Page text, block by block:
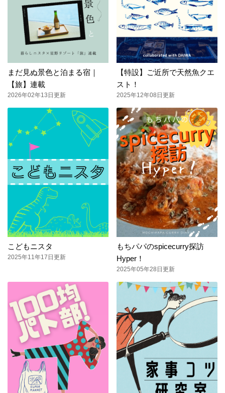
まだ見ぬ景色と泊まる宿｜
【旅】連載
2026年02年13日更新
【特設】ご近所で天然魚クエ
スト！
2025年12年08日更新
こどもニスタ
2025年11年17日更新
もちパパのspicecurry探訪
Hyper！
2025年05年28日更新